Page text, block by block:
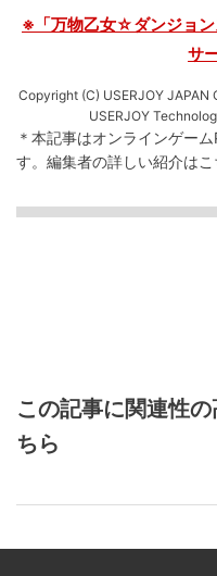
※「万物乙女☆ダンジョ
サ
Copyright (C) USERJOY
USERJOY
＊本記事はオンラインゲー
す。 編集者の詳しい紹介は
この記事に関連性
ちら